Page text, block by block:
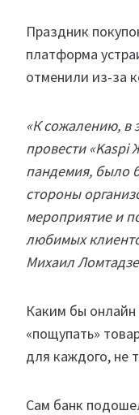
Праздник
платформа
отменили из-за
«К сожалению, в
провести «Kaspi
пандемия, было
стороны
мероприятие и
любимых
Михаил
Каким бы
«пощупать»
для каждого, не
Сам банк